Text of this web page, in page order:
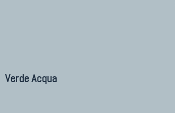
Verde Acqua